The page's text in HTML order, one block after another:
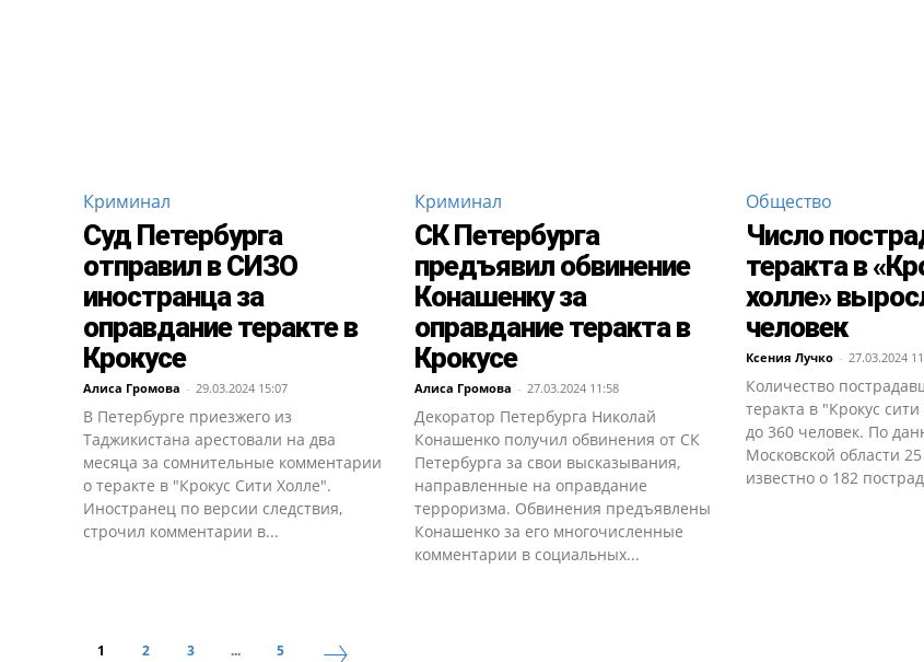
Криминал
Суд Петербурга
отправил в СИЗО
иностранца за
оправдание теракте в
Крокусе
Алиса Громова - 29.03.2024 15:07
В Петербурге приезжего из
Таджикистана арестовали на два
месяца за сомнительные комментарии
о теракте в "Крокус Сити Холле".
Иностранец по версии следствия,
строчил комментарии в...
Криминал
СК Петербурга
предъявил обвинение
Конашенку за
оправдание теракта в
Крокусе
Алиса Громова - 27.03.2024 11:58
Декоратор Петербурга Николай
Конашенко получил обвинения от СК
Петербурга за свои высказывания,
направленные на оправдание
терроризма. Обвинения предъявлены
Конашенко за его многочисленные
комментарии в социальных...
Общество
Число
теракта в
холле»
человек
Ксения Лучко - 27.03.2024
Количество
теракта в "Крокус
до 360 человек. По
Московской области
известно о 182
1 2 3 ... 5